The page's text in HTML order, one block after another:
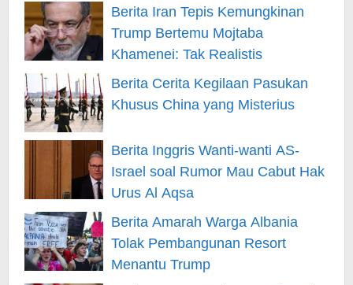
Berita Iran Tepis Kemungkinan
Trump Bertemu Mojtaba
Khamenei: Tak Realistis
Berita Cerita Kegilaan Pasukan
Khusus China yang Misterius
Berita Inggris Wanti-wanti AS-
Israel soal Rumor Mau Cabut Hak
Urus Al Aqsa
Berita Amarah Warga Albania
Tolak Pembangunan Resort
Menantu Trump